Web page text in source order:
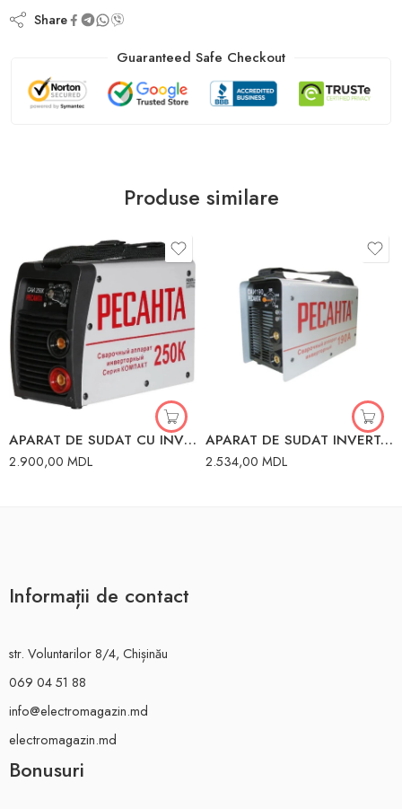
Share
Guaranteed Safe Checkout
Produse similare
APARAT DE SUDAT CU INVERTOR COMPACT 250A 65/38 RESANTA 250K
2.900,00 MDL
APARAT DE SUDAT INVERTOR 190A RESANTA 65/2
2.534,00 MDL
Informații de contact
str. Voluntarilor 8/4, Chișinău
069 04 51 88
info@electromagazin.md
electromagazin.md
Bonusuri